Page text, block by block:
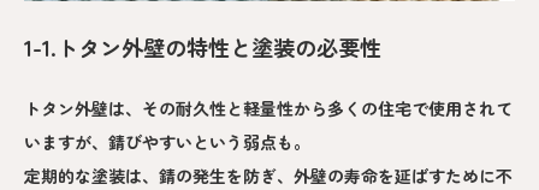
1-1.トタン外壁の特性と塗装の必要性
トタン外壁は、その耐久性と軽量性から多くの住宅で使用されて
いますが、錆びやすいという弱点も。
定期的な塗装は、錆の発生を防ぎ、外壁の寿命を延ばすために不